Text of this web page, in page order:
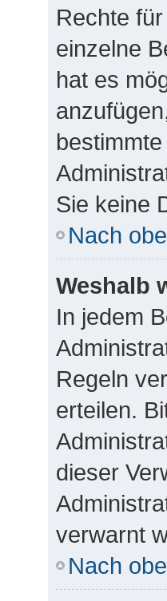
Rechte
einzelne
hat es
Sie keine
Nach
Weshalb
In jedem
Regeln
erteilen.
dieser
verwarnt
Nach